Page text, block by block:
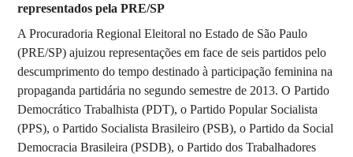
representados pela PRE/SP
A Procuradoria Regional Eleitoral no Estado de São Paulo
(PRE/SP) ajuizou representações em face de seis partidos pelo
descumprimento do tempo destinado à participação feminina na
propaganda partidária no segundo semestre de 2013. O Partido
Democrático Trabalhista (PDT), o Partido Popular Socialista
(PPS), o Partido Socialista Brasileiro (PSB), o Partido da Social
Democracia Brasileira (PSDB), o Partido dos Trabalhadores